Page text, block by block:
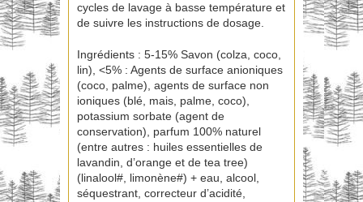
cycles de lavage à basse température et
de suivre les instructions de dosage.
Ingrédients : 5-15% Savon (colza, coco,
lin), <5% : Agents de surface anioniques
(coco, palme), agents de surface non
ioniques (blé, mais, palme, coco),
potassium sorbate (agent de
conservation), parfum 100% naturel
(entre autres : huiles essentielles de
lavandin, d’orange et de tea tree)
(linalool#, limonène#) + eau, alcool,
séquestrant, correcteur d’acidité,